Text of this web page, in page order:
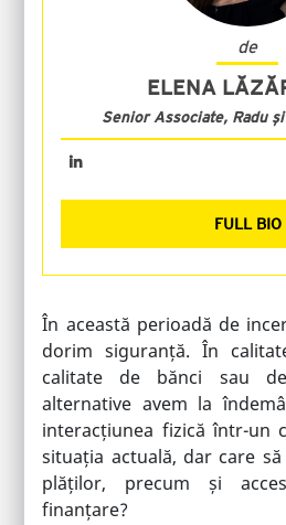
de
ELENA
Senior Associate, Radu
FULL BIO
În această perioadă de
dorim siguranță. În
calitate de bănci sau
alternative avem la
interacțiunea fizică într-un
situația actuală, dar care
plăților, precum și
finanțare?